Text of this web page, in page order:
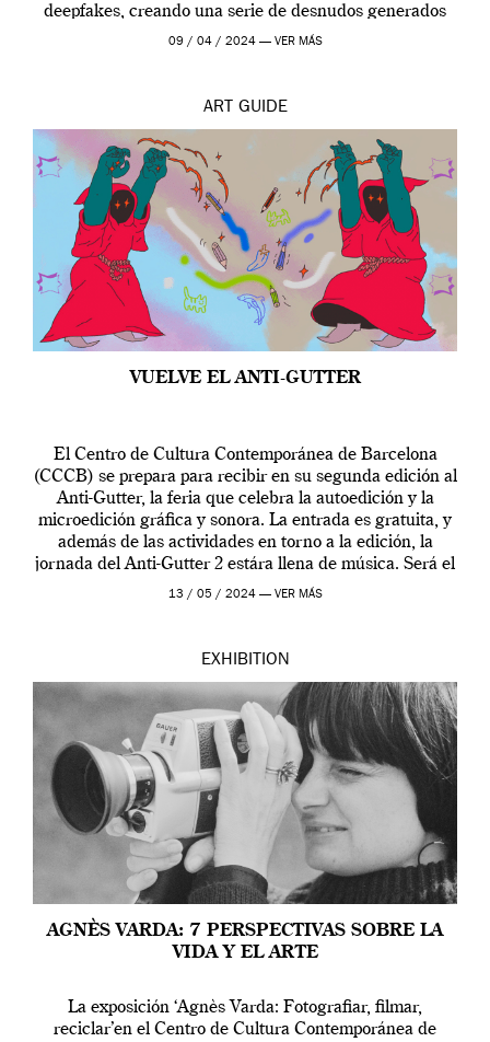
deepfakes, creando una serie de desnudos generados
por […]
09 / 04 / 2024 — VER MÁS
ART GUIDE
VUELVE EL ANTI-GUTTER
El Centro de Cultura Contemporánea de Barcelona
(CCCB) se prepara para recibir en su segunda edición al
Anti-Gutter, la feria que celebra la autoedición y la
microedición gráfica y sonora. La entrada es gratuita, y
además de las actividades en torno a la edición, la
jornada del Anti-Gutter 2 estára llena de música. Será el
[…]
13 / 05 / 2024 — VER MÁS
EXHIBITION
AGNÈS VARDA: 7 PERSPECTIVAS SOBRE LA
VIDA Y EL ARTE
La exposición ‘Agnès Varda: Fotografiar, filmar,
reciclar’en el Centro de Cultura Contemporánea de